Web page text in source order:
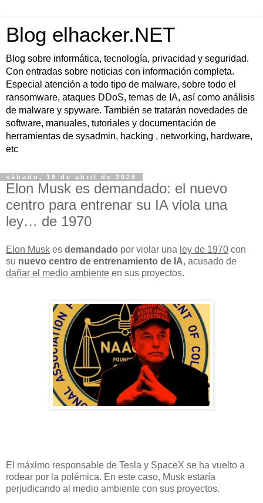
Blog elhacker.NET
Blog sobre informática, tecnología, privacidad y seguridad.
Con entradas sobre noticias con información completa.
Especial atención a todo tipo de malware, sobre todo el
ransomware, ataques DDoS, temas de IA, así como análisis
de malware y spyware. También se tratarán novedades de
software, manuales, tutoriales y documentación de
herramientas de sysadmin, hacking , networking, hardware,
etc
sábado, 18 de abril de 2026
Elon Musk es demandado: el nuevo
centro para entrenar su IA viola una
ley… de 1970
Elon Musk es demandado por violar una ley de 1970 con
su nuevo centro de entrenamiento de IA, acusado de
dañar el medio ambiente en sus proyectos.
El máximo responsable de Tesla y SpaceX se ha vuelto a
rodear por la polémica. En este caso, Musk estaría
perjudicando al medio ambiente con sus proyectos.